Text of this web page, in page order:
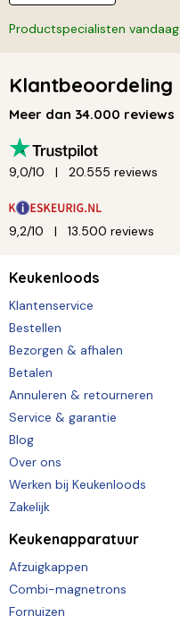
Productspecialisten
Klantbeoordeling
Meer dan 34.000 reviews
9,0/10 20.555 reviews
9,2/10 13.500 reviews
Keukenloods
Klantenservice
Bestellen
Bezorgen & afhalen
Betalen
Annuleren & retourneren
Service & garantie
Blog
Over ons
Werken bij Keukenloods
Zakelijk
Keukenapparatuur
Afzuigkappen
Combi-magnetrons
Fornuizen